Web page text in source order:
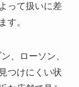
って扱いに差
す。
、ローソン、
つけにくい状